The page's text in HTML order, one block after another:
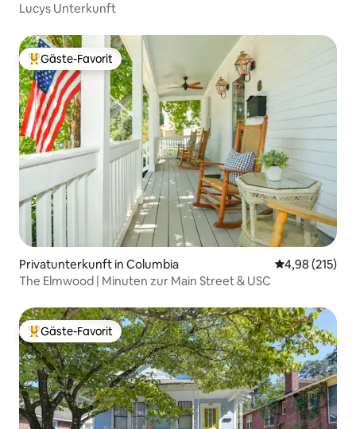
Lucys Unterkunft
Beliebter Gäste-Favorit.
Gäste-Favorit
Privatunterkunft in Columbia
4,98 (215)
The Elmwood | Minuten zur Main Street & USC
Beliebter Gäste-Favorit.
Gäste-Favorit